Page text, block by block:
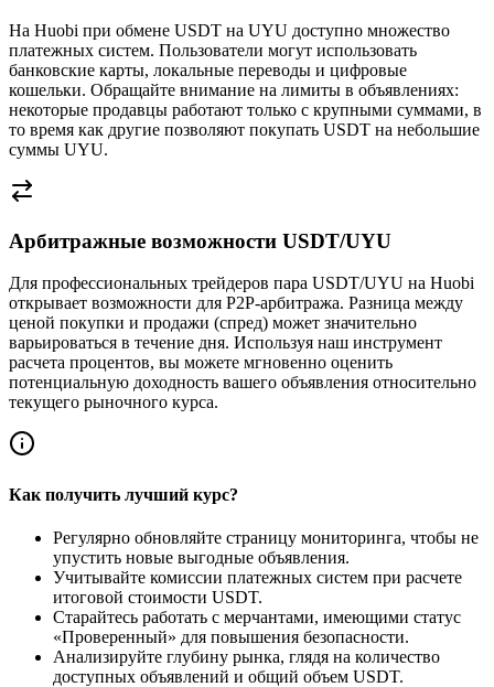
На Huobi при обмене USDT на UYU доступно множество
платежных систем. Пользователи могут использовать
банковские карты, локальные переводы и цифровые
кошельки. Обращайте внимание на лимиты в объявлениях:
некоторые продавцы работают только с крупными суммами, в
то время как другие позволяют покупать USDT на небольшие
суммы UYU.
Арбитражные возможности USDT/UYU
Для профессиональных трейдеров пара USDT/UYU на Huobi
открывает возможности для P2P-арбитража. Разница между
ценой покупки и продажи (спред) может значительно
варьироваться в течение дня. Используя наш инструмент
расчета процентов, вы можете мгновенно оценить
потенциальную доходность вашего объявления относительно
текущего рыночного курса.
Как получить лучший курс?
Регулярно обновляйте страницу мониторинга, чтобы не
упустить новые выгодные объявления.
Учитывайте комиссии платежных систем при расчете
итоговой стоимости USDT.
Старайтесь работать с мерчантами, имеющими статус
«Проверенный» для повышения безопасности.
Анализируйте глубину рынка, глядя на количество
доступных объявлений и общий объем USDT.